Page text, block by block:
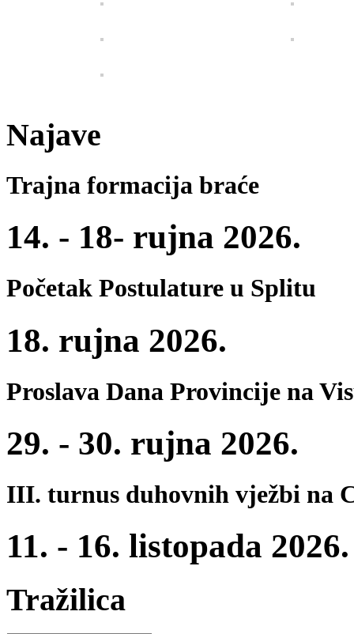
Najave
Trajna formacija braće
14. - 18- rujna 2026.
Početak Postulature u Splitu
18. rujna 2026.
Proslava Dana Provincije na
29. - 30. rujna 2026.
III. turnus duhovnih vježbi na
11. - 16. listopada 2026.
Tražilica